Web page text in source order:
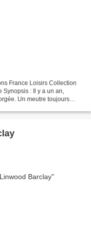
France Loisirs Collection
Synopsis : Il y a un an,
Un meutre toujours